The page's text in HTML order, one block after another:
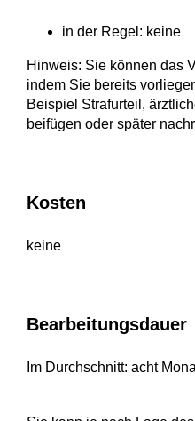
in der Regel: keine
Hinweis: Sie können das
indem Sie bereits
Beispiel Strafurteil,
beifügen oder später
Kosten
keine
Bearbeitungsdauer
Im Durchschnitt: acht